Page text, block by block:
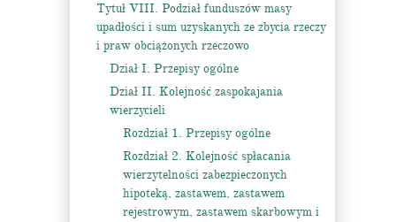
Tytuł VIII. Podział funduszów masy
upadłości i sum uzyskanych ze zbycia rzeczy
i praw obciążonych rzeczowo
Dział I. Przepisy ogólne
Dział II. Kolejność zaspokajania
wierzycieli
Rozdział 1. Przepisy ogólne
Rozdział 2. Kolejność spłacania
wierzytelności zabezpieczonych
hipoteką, zastawem, zastawem
rejestrowym, zastawem skarbowym i